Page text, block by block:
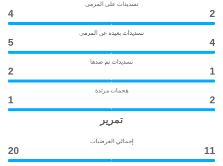
تسديدات على المرمى
2
4
تسديدات بعيدة عن المرمى
4
5
تسديدات تم صدها
1
2
هجمات مرتدة
2
1
تمرير
إجمالي العرضيات
11
20